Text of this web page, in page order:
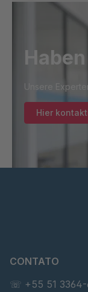
Unsere
Hier
CONTATO
☏ +55 51 3364-